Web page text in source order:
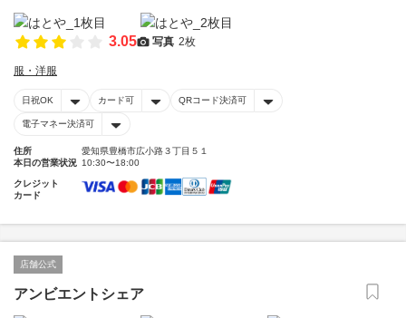
3.05 写真 2枚
服・洋服
日祝OK カード可 QRコード決済可
電子マネー決済可
住所
愛知県豊橋市広小路３丁目５１
本日の営業状況 10:30〜18:00
クレジット
カード
店舗公式
アンビエントシェア